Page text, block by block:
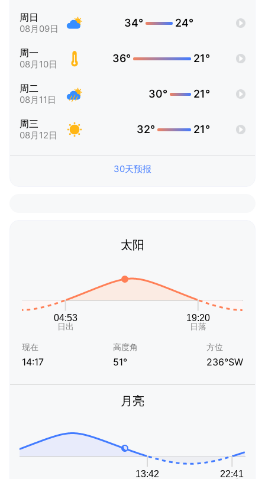
周日
08月09日 34° 24°
周一
08月10日 36° 21°
周二
08月11日 30° 21°
周三
08月12日 32° 21°
30天预报
太阳
现在
14:17
高度角
51°
方位
236°SW
月亮